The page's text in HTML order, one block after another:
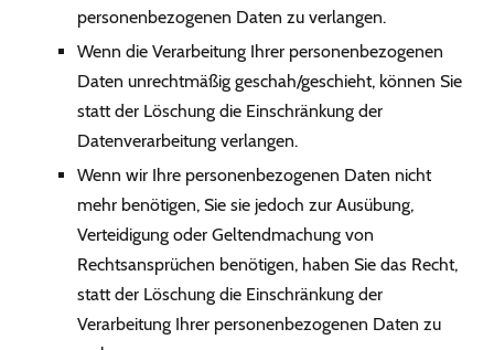
personenbezogenen Daten zu verlangen.
Wenn die Verarbeitung Ihrer personenbezogenen
Daten unrechtmäßig geschah/geschieht, können Sie
statt der Löschung die Einschränkung der
Datenverarbeitung verlangen.
Wenn wir Ihre personenbezogenen Daten nicht
mehr benötigen, Sie sie jedoch zur Ausübung,
Verteidigung oder Geltendmachung von
Rechtsansprüchen benötigen, haben Sie das Recht,
statt der Löschung die Einschränkung der
Verarbeitung Ihrer personenbezogenen Daten zu